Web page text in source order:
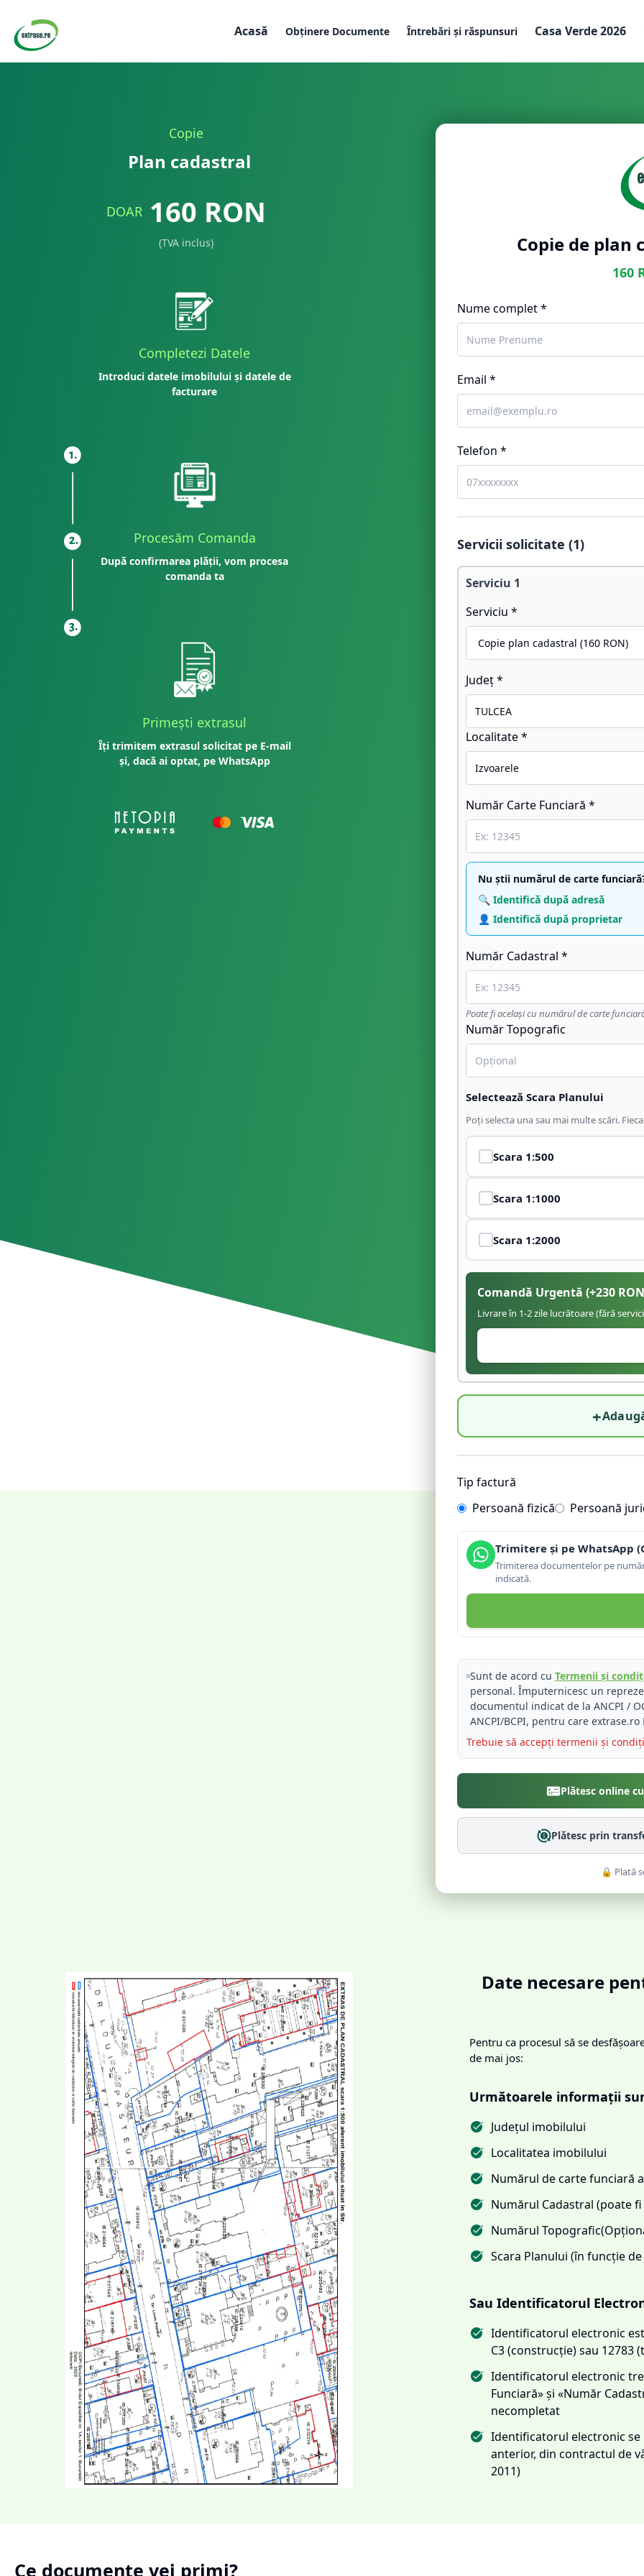
Acasă Obținere Documente Întrebări și răspunsuri Casa Verde 2026
Copie
Plan cadastral
DOAR 160 RON
(TVA inclus)
Completezi Datele
Introduci datele imobilului și datele de
facturare
Procesăm Comanda
După confirmarea plății, vom procesa
comanda ta
Primești extrasul
Îți trimitem extrasul solicitat pe E-mail
și, dacă ai optat, pe WhatsApp
Copie de plan
160
Nume complet *
Email *
Telefon *
Servicii solicitate (1)
Serviciu 1
Serviciu *
Județ *
Localitate *
Număr Carte Funciară *
Nu știi numărul de carte
🔍 Identifică după adresă
👤 Identifică după proprietar
Număr Cadastral *
Poate fi același cu numărul de carte
Număr Topografic
Selectează Scara Planului
Poți selecta una sau mai multe scări.
Scara 1:500
Scara 1:1000
Scara 1:2000
Comandă Urgentă (+230
Livrare în 1-2 zile lucrătoare (fără
+
Tip factură
Persoană fizică
Persoană
Trimitere și pe WhatsApp
Trimiterea documentelor pe
indicată.
Sunt de acord cu Termenii și
personal. Împuternicesc un
documentul indicat de la ANCPI /
ANCPI/BCPI, pentru care
Trebuie să accepți termenii și
Plătesc online
Plătesc prin
🔒 Plată
Date necesare
Pentru ca procesul să se
de mai jos:
Următoarele informații
Județul imobilului
Localitatea imobilului
Numărul de carte funciară
Numărul Cadastral (poate
Numărul
Scara Planului (în funcție
Sau Identificatorul
Identificatorul electronic
C3 (construcție) sau 12783
Identificatorul electronic
Funciară» și «Număr
necompletat
Identificatorul electronic
anterior, din contractul de
2011)
Ce documente vei primi?